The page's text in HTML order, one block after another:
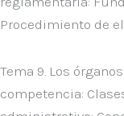
Procedimiento de
Tema 9. Los
competencia: